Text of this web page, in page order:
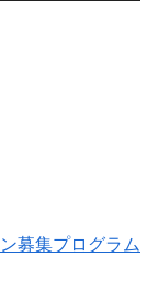
募集プログラム